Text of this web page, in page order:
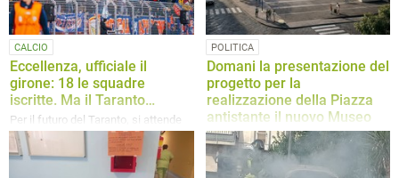
CALCIO
Eccellenza, ufficiale il
girone: 18 le squadre
iscritte. Ma il Taranto…
Per il futuro del Taranto, si attende
l’esito della seconda delle due
domande di ripescaggio presentate
POLITICA
Domani la presentazione del
progetto per la
realizzazione della Piazza
antistante il nuovo Museo
nell’edificio “Mazzini”
Ad intervenire saranno il Sindaco di
Canosa, dott. Vito Malcangio e